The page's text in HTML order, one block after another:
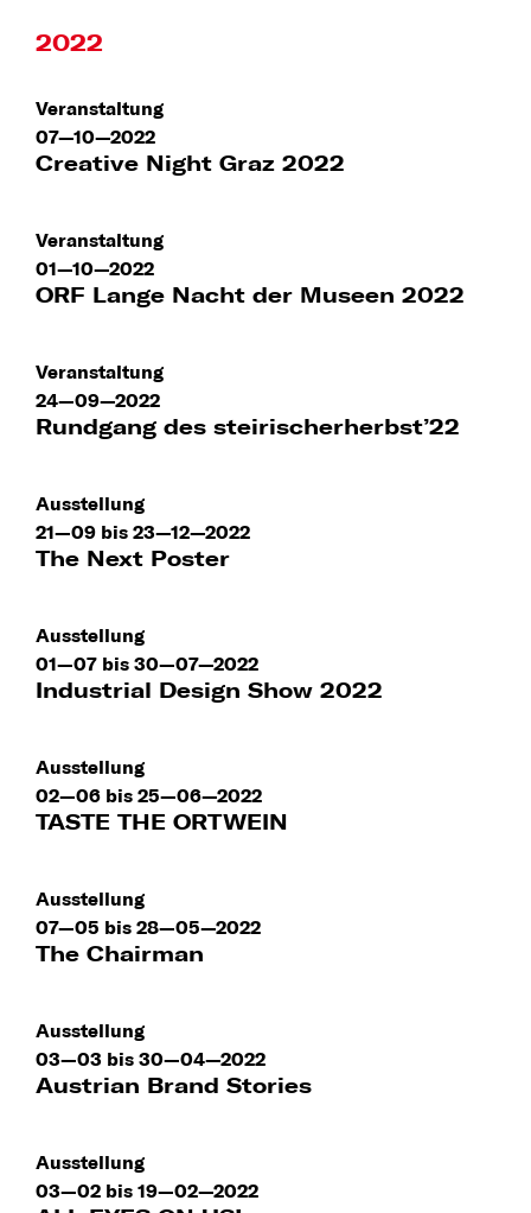
2022
Veranstaltung
07—10—2022
Creative Night Graz 2022
Veranstaltung
01—10—2022
ORF Lange Nacht der Museen 2022
Veranstaltung
24—09—2022
Rundgang des steirischerherbst’22
Ausstellung
21—09 bis 23—12—2022
The Next Poster
Ausstellung
01—07 bis 30—07—2022
Industrial Design Show 2022
Ausstellung
02—06 bis 25—06—2022
TASTE THE ORTWEIN
Ausstellung
07—05 bis 28—05—2022
The Chairman
Ausstellung
03—03 bis 30—04—2022
Austrian Brand Stories
Ausstellung
03—02 bis 19—02—2022